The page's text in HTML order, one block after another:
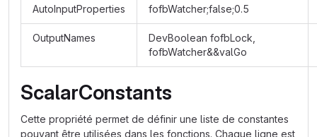
AutoInputProperties fofbWatcher;false;0.5
OutputNames
DevBoolean fofbLock,
fofbWatcher&&valGo
ScalarConstants
Cette propriété permet de définir une liste de constantes
pouvant être utilisées dans les fonctions. Chaque ligne est